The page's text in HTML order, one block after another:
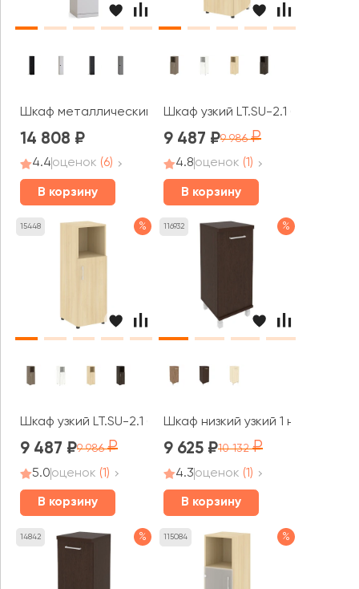
Шкаф металлический узкий, 4 полки (универсальный
14 808
4.4оценок (6)
В корзину
Шкаф узкий LT.SU-2.1 (L)
9 487 9 986
4.8оценок (1)
В корзину
15448 %
Шкаф узкий LT.SU-2.1 (R) 400x450x1195 Ялта / Yalta
9 487 9 986
5.0оценок (1)
В корзину
116932 %
Шкаф низкий узкий 1 низкая
9 625 10 132
4.3оценок (1)
В корзину
14842 % 115084 %